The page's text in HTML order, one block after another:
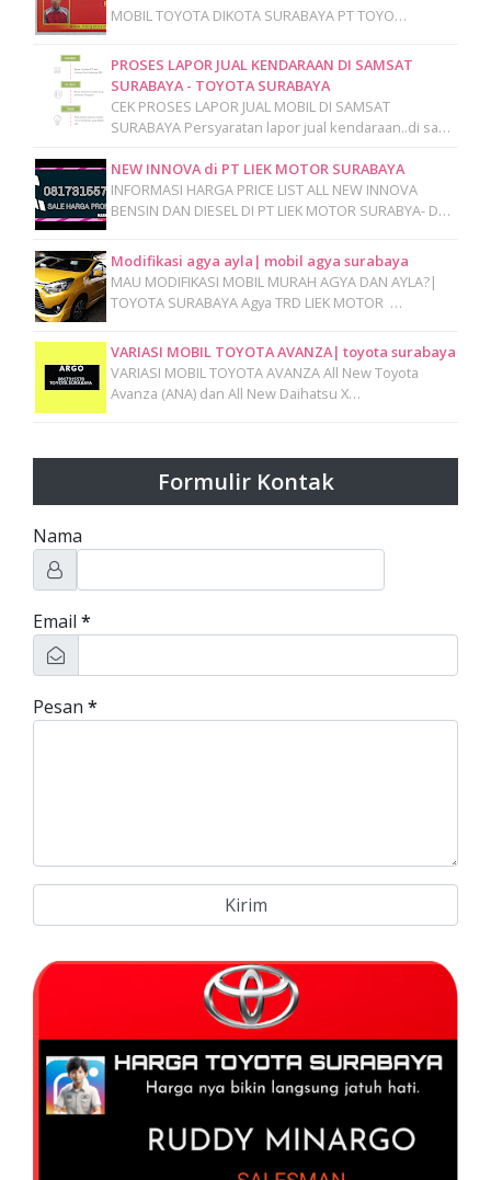
MOBIL TOYOTA DIKOTA SURABAYA PT TOYO…
PROSES LAPOR JUAL KENDARAAN DI SAMSAT
SURABAYA - TOYOTA SURABAYA
CEK PROSES LAPOR JUAL MOBIL DI SAMSAT
SURABAYA Persyaratan lapor jual kendaraan..di sa…
NEW INNOVA di PT LIEK MOTOR SURABAYA
INFORMASI HARGA PRICE LIST ALL NEW INNOVA
BENSIN DAN DIESEL DI PT LIEK MOTOR SURABYA- D…
Modifikasi agya ayla| mobil agya surabaya
MAU MODIFIKASI MOBIL MURAH AGYA DAN AYLA?|
TOYOTA SURABAYA Agya TRD LIEK MOTOR …
VARIASI MOBIL TOYOTA AVANZA| toyota surabaya
VARIASI MOBIL TOYOTA AVANZA All New Toyota
Avanza (ANA) dan All New Daihatsu X…
Formulir Kontak
Nama
Email *
Pesan *